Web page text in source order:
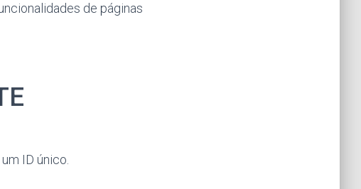
de páginas
ID único.